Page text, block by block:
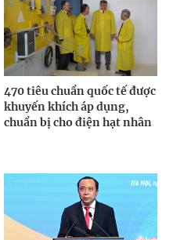
470 tiêu chuẩn quốc tế được
khuyến khích áp dụng,
chuẩn bị cho điện hạt nhân